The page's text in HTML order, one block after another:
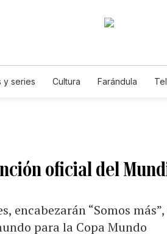
y series Cultura Farándula
oficial del
encabezarán “Somos
para la Copa Mundo